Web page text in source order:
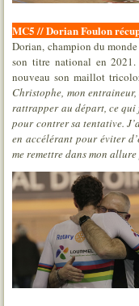
MC5 // Dorian Foulon
Dorian, champion du
son titre national en
nouveau son maillot
Christophe, mon
rattrapper au départ, ce qui
pour contrer sa tentative.
en accélérant pour éviter
me remettre dans mon